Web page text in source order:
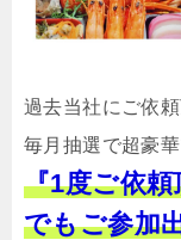
過去当社にご依
毎月抽選で超豪
『1度ご依
でもご参加